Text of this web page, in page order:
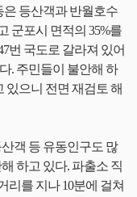
은 등산객과 반월호수
군포시 면적의 35%를
번 국도로 갈라져 있어
. 주민들이 불안해 하
있으니 전면 재검토 해
객 등 유동인구도 많
하고 있다. 파출소 직
리를 지나 10분에 걸쳐